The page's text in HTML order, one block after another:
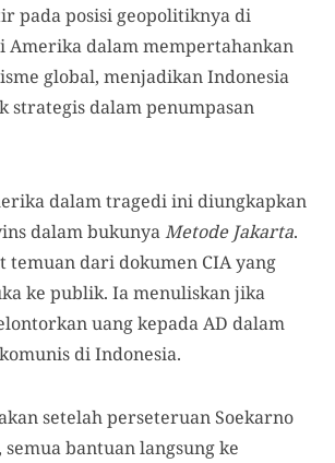
pada posisi geopolitiknya di
Amerika dalam mempertahankan
global, menjadikan Indonesia
strategis dalam penumpasan
dalam tragedi ini diungkapkan
dalam bukunyaMetode Jakarta.
temuan dari dokumen CIA yang
ke publik. Ia menuliskan jika
uang kepada AD dalam
di Indonesia.
setelah perseteruan Soekarno
bantuan langsung ke